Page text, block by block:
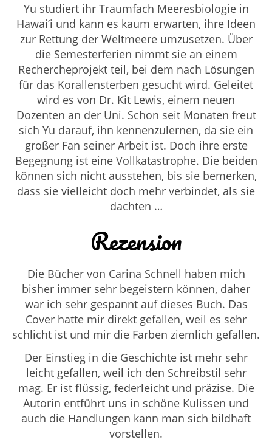
Yu studiert ihr Traumfach Meeresbiologie in
Hawai’i und kann es kaum erwarten, ihre Ideen
zur Rettung der Weltmeere umzusetzen. Über
die Semesterferien nimmt sie an einem
Rechercheprojekt teil, bei dem nach Lösungen
für das Korallensterben gesucht wird. Geleitet
wird es von Dr. Kit Lewis, einem neuen
Dozenten an der Uni. Schon seit Monaten freut
sich Yu darauf, ihn kennenzulernen, da sie ein
großer Fan seiner Arbeit ist. Doch ihre erste
Begegnung ist eine Vollkatastrophe. Die beiden
können sich nicht ausstehen, bis sie bemerken,
dass sie vielleicht doch mehr verbindet, als sie
dachten …
Rezension
Die Bücher von Carina Schnell haben mich
bisher immer sehr begeistern können, daher
war ich sehr gespannt auf dieses Buch. Das
Cover hatte mir direkt gefallen, weil es sehr
schlicht ist und mir die Farben ziemlich gefallen.
Der Einstieg in die Geschichte ist mehr sehr
leicht gefallen, weil ich den Schreibstil sehr
mag. Er ist flüssig, federleicht und präzise. Die
Autorin entführt uns in schöne Kulissen und
auch die Handlungen kann man sich bildhaft
vorstellen.